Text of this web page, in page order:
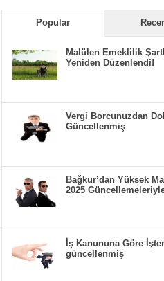
Popular
Malülen Emeklilik
Yeniden Düzenlendi!
Vergi Borcunuzdan
Güncellenmiş
Bağkur’dan Yüksek
2025
İş Kanununa Göre
güncellenmiş